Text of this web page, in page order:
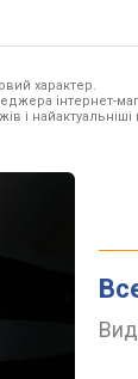
характер.
інтернет-
і